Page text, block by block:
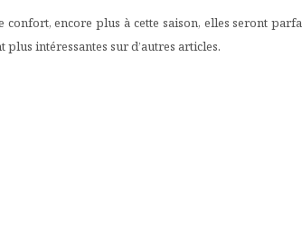
encore plus à cette saison, elles seront
plus intéressantes sur d’autres articles.